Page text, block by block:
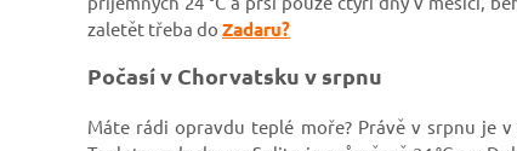
zaletět třeba do Zadaru?
Počasí v Chorvatsku v srpnu
Máte rádi opravdu teplé moře? Právě v srpnu je